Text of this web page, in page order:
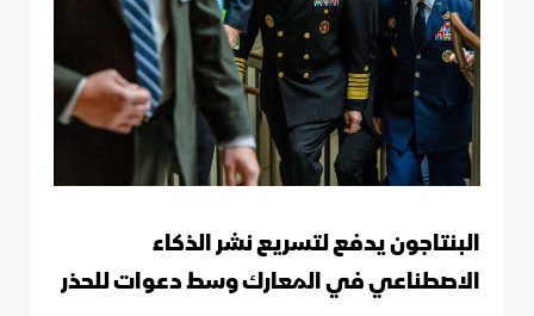
البنتاجون يدفع لتسريع نشر الذكاء
الاصطناعي في المعارك وسط دعوات للحذر